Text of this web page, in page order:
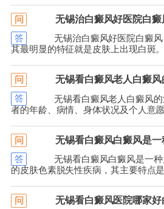
问 无锡治白癜风好医院白癜
答
无锡治白癜风好医院白癜风
其最明显的特征就是皮肤上出现白斑
问 无锡看白癜风老人白癜风
答
无锡看白癜风老人白癜风的
者的年龄、病情、身体状况及个人意
问 无锡看白癜风白癜风是一
答
无锡看白癜风白癜风是一种
的皮肤色素脱失性疾病，其主要特点
问 无锡看白癜风医院哪家好